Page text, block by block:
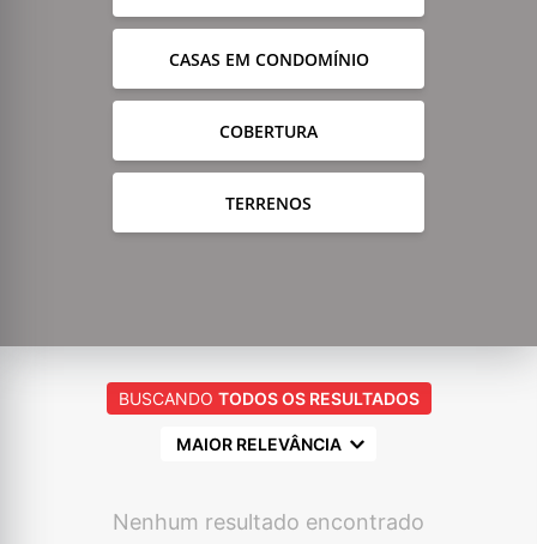
CASAS EM CONDOMÍNIO
COBERTURA
TERRENOS
BUSCANDO TODOS OS RESULTADOS
MAIOR RELEVÂNCIA
Nenhum resultado encontrado